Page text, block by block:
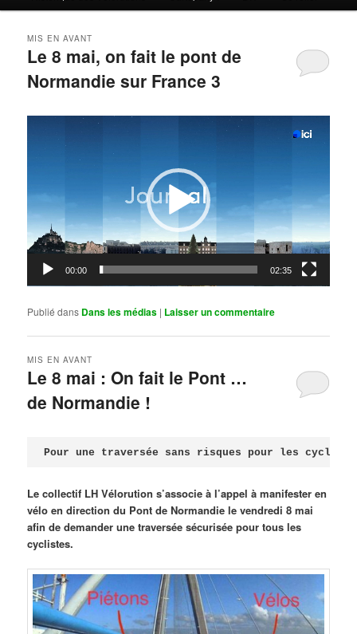
Le 8 mai, on fait le pont de
Normandie sur France 3
MIS EN AVANT
00:00 02:35
Publié dans Dans les médias | Laisser un commentaire
Le 8 mai : On fait le Pont …
de Normandie !
MIS EN AVANT
Pour une traversée sans risques pour les
Le collectif LH Vélorution s’associe à l’appel à manifester en
vélo en direction du Pont de Normandie le vendredi 8 mai
afin de demander une traversée sécurisée pour tous les
cyclistes.